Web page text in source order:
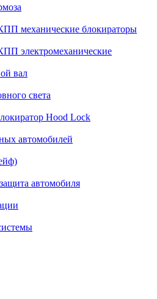
механические блокираторы
электромеханические
вал
света
Hood Lock
автомобилей
автомобиля